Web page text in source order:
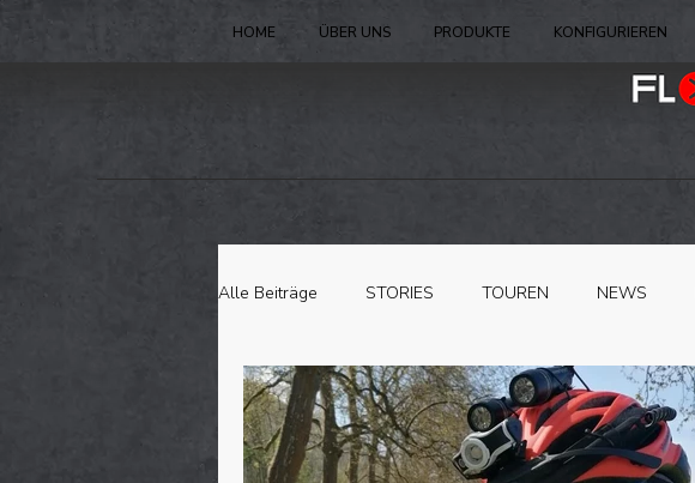
HOME ÜBER UNS PRODUKTE KONFIGURIEREN
Alle Beiträge STORIES TOUREN NEWS